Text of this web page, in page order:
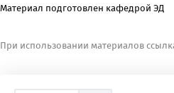
Материал подготовлен кафедрой ЭД
При использовании материалов